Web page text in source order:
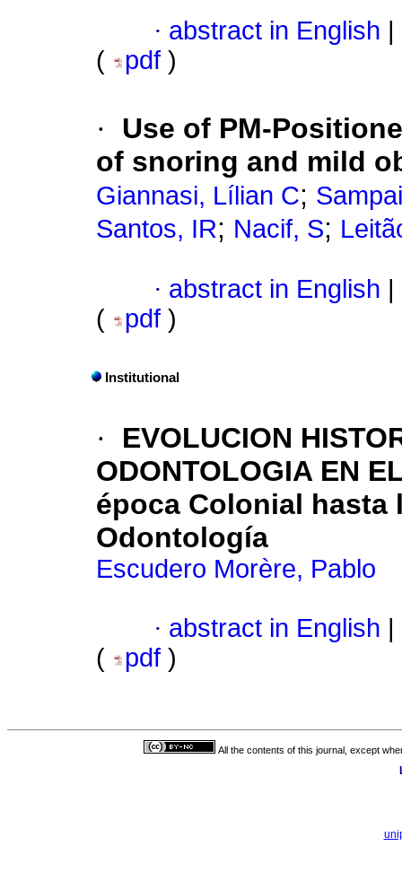
· abstract in English
(
pdf )
·
Use of PM-
of snoring and mild
Giannasi, Lílian C;
Santos, IR; Nacif, S;
· abstract in English
(
pdf )
Institutional
·
EVOLUCION
ODONTOLOGIA EN
época Colonial hasta
Odontología
Escudero Morère, Pablo
· abstract in English
(
pdf )
All the contents of this journal, except